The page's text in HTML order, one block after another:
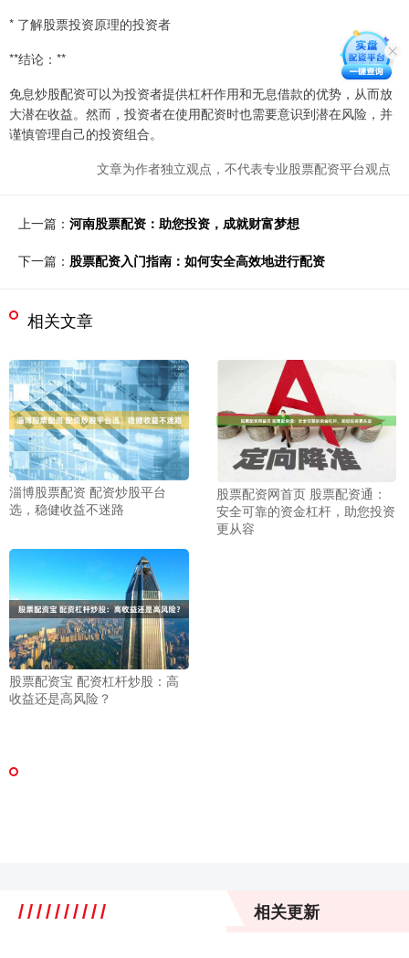
* 了解股票投资原理的投资者
**结论：**
免息炒股配资可以为投资者提供杠杆作用和无息借款的优势，从而放
大潜在收益。然而，投资者在使用配资时也需要意识到潜在风险，并
谨慎管理自己的投资组合。
文章为作者独立观点，不代表专业股票配资平台观点
上一篇： 河南股票配资：助您投资，成就财富梦想
下一篇： 股票配资入门指南：如何安全高效地进行配资
相关文章
淄博股票配资 配资炒股平台
选，稳健收益不迷路
股票配资网首页 股票配资通：
安全可靠的资金杠杆，助您投资
更从容
股票配资宝 配资杠杆炒股：高
收益还是高风险？
相关更新